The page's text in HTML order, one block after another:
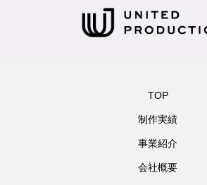
TOP
制作実績
事業紹介
会社概要